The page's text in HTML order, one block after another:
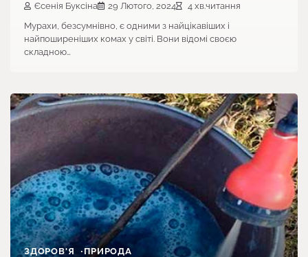
Єсенія Буксіна 29 Лютого, 2024
4 хв.читання
Мурахи, безсумнівно, є одними з найцікавіших і
найпоширеніших комах у світі. Вони відомі своєю
складною…
ЗДОРОВ'Я ПРИРОДА